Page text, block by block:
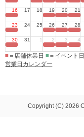
16 17 18 19 20 21
23 24 25 26 27 28
30 31 1 2 3 4
■ ＝店舗休業日 ■ ＝イベント日
営業日カレンダー
Copyright (C) 2026